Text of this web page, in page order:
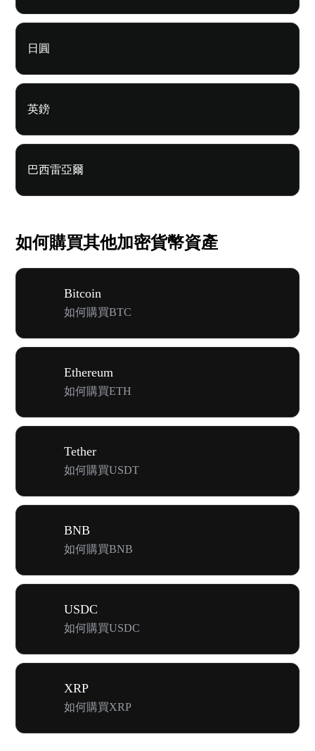
日圓
英鎊
巴西雷亞爾
如何購買其他加密貨幣資產
Bitcoin
如何購買BTC
Ethereum
如何購買ETH
Tether
如何購買USDT
BNB
如何購買BNB
USDC
如何購買USDC
XRP
如何購買XRP